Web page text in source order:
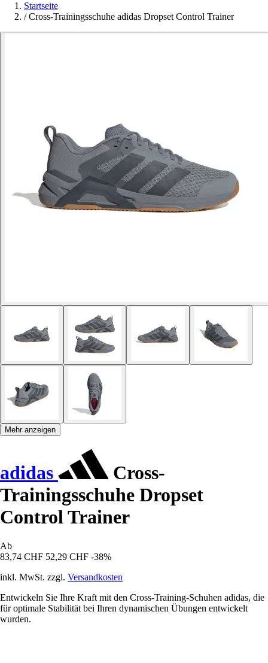
Startseite
/ Cross-Trainingsschuhe adidas Dropset Control Trainer
Mehr anzeigen
adidas
Cross-
Trainingsschuhe Dropset
Control Trainer
Ab
83,74 CHF 52,29 CHF -38%
inkl. MwSt. zzgl. Versandkosten
Entwickeln Sie Ihre Kraft mit den Cross-Training-Schuhen adidas, die
für optimale Stabilität bei Ihren dynamischen Übungen entwickelt
wurden.